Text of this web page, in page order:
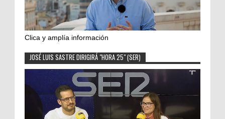
Clica y amplía información
JOSÉ LUIS SASTRE DIRIGIRÁ "HORA 25" (SER)